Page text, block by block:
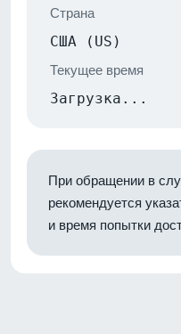
Страна
США (US)
Текущее время
Загрузка...
При обращении в
рекомендуется
и время попытки